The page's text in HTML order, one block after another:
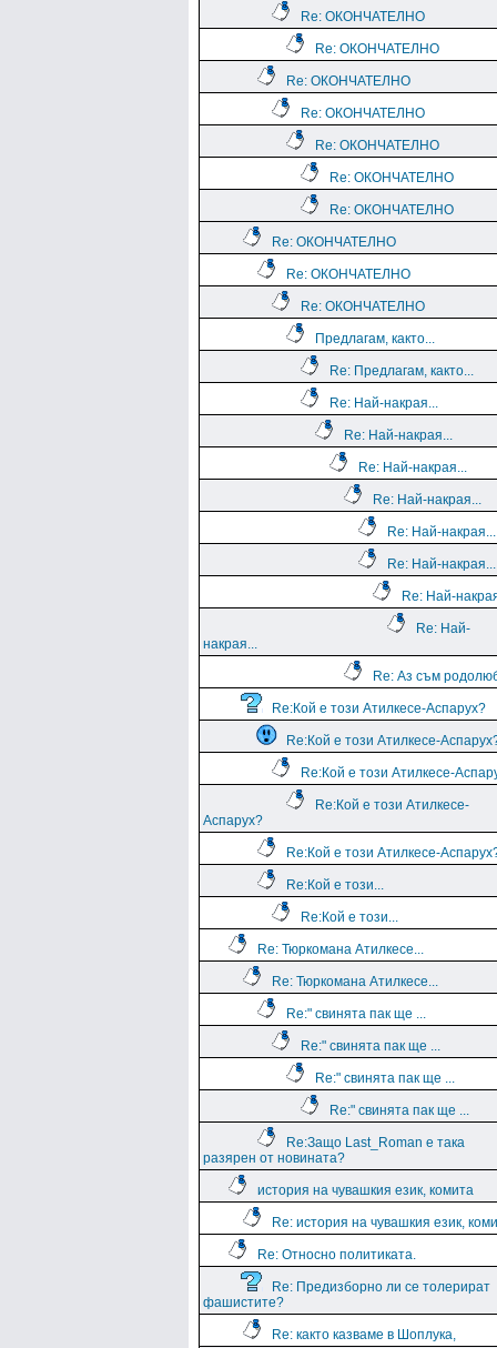
Re: ОКОНЧАТЕЛНО
Re: ОКОНЧАТЕЛНО
Re: ОКОНЧАТЕЛНО
Re: ОКОНЧАТЕЛНО
Re: ОКОНЧАТЕЛНО
Re: ОКОНЧАТЕЛНО
Re: ОКОНЧАТЕЛНО
Re: ОКОНЧАТЕЛНО
Re: ОКОНЧАТЕЛНО
Re: ОКОНЧАТЕЛНО
Предлагам, както...
Re: Предлагам, както...
Re: Най-накрая...
Re: Най-накрая...
Re: Най-накрая...
Re: Най-накрая...
Re: Най-накрая...
Re: Най-накрая...
Re: Най-
Re: Най-
накрая...
Re: Аз съм
Re:Кой е този Атилкесе-Аспарух?
Re:Кой е този Атилкесе-
Re:Кой е този Атилкесе-
Re:Кой е този Атилкесе-
Аспарух?
Re:Кой е този Атилкесе-
Re:Кой е този...
Re:Кой е този...
Re: Тюркомана Атилкесе...
Re: Тюркомана Атилкесе...
Re:" свинята пак ще ...
Re:" свинята пак ще ...
Re:" свинята пак ще ...
Re:" свинята пак ще ...
Re:Защо Last_Roman e така
разярен от новината?
история на чувашкия език, комита
Re: история на чувашкия език,
Re: Относно политиката.
Re: Предизборно ли се толерират
фашистите?
Re: както казваме в Шоплука,